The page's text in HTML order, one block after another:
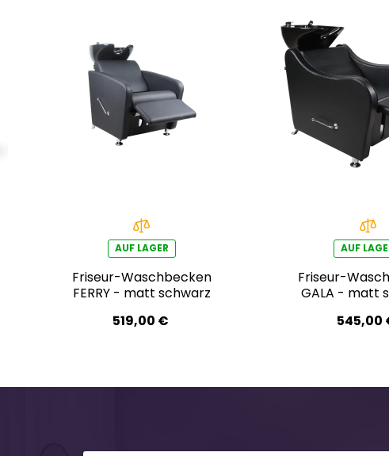
AUF LAGER
Friseur-Waschbecken
FERRY - matt schwarz
519,00 €
AUF
Friseur-
GALA - matt
545,00